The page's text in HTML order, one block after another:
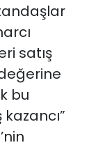
satış
bu